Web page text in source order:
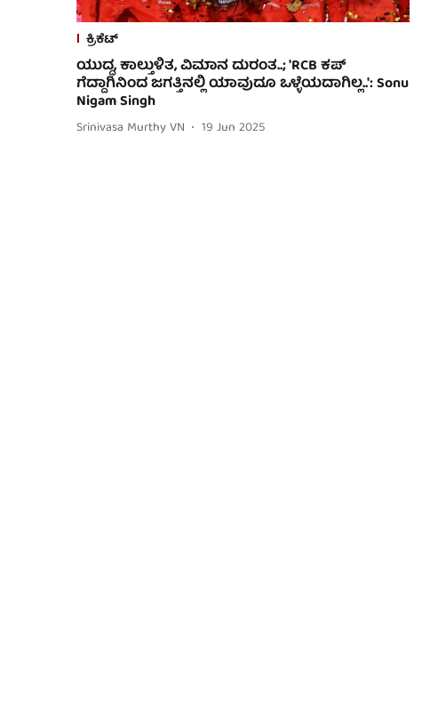
ಕ್ರಿಕೆಟ್
ಯುದ್ಧ, ಕಾಲ್ತುಳಿತ, ವಿಮಾನ ದುರಂತ..; 'RCB ಕಪ್
ಗೆದ್ದಾಗಿನಿಂದ ಜಗತ್ತಿನಲ್ಲಿ ಯಾವುದೂ ಒಳ್ಳೆಯದಾಗಿಲ್ಲ..': Sonu
Nigam Singh
Srinivasa Murthy VN 19 Jun 2025